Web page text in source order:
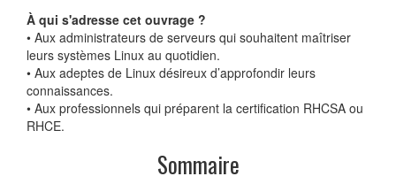
À qui s'adresse cet ouvrage ?
• Aux administrateurs de serveurs qui souhaitent maîtriser
leurs systèmes Linux au quotidien.
• Aux adeptes de Linux désireux d’approfondir leurs
connaissances.
• Aux professionnels qui préparent la certification RHCSA ou
RHCE.
Sommaire